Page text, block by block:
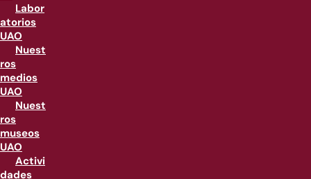
Labor
atorios
UAO
Nuest
ros
medios
UAO
Nuest
ros
museos
UAO
Activi
dades